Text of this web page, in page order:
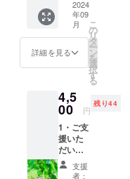
この身体に
優しい栽培
い、この野
子供だけで
はなく、沢
山の人に食
べて欲しい
だからこ
そ、再チャ
ていた
野菜と
栽培方
わりま
せん
為、再
度認証
を取得
準備中
です そ
の旨、
ご了承
前から
クラウ
ドファ
ンディ
ング に
野菜と
栽培方
法は変
わりま
せん
が、 畑
移動の
為、再
け予定:
2024年
8月中旬
・受け
渡し方
け ・名
称:高糖
度フ
ルーツ
コーン
・原産
国／産
地:日本
北海道
産 オー
ガニッ
クピン
クニン
ニク(1
㎏) こち
ンニク
は、 北
海道の
在来種
ピンク
にんに
くにな
ります
2024
年09
月
詳細を見る
こ
の
リ
タ
ー
ン
を
選
択
す
る
4,5
00 円
残り44
1・ご支
援いた
だいた
大切な
支援者
支援
者：